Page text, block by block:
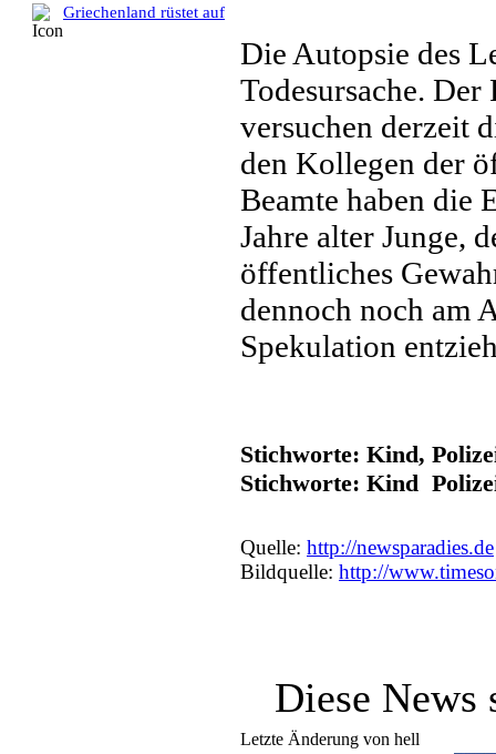
Griechenland rüstet auf
Die Autopsie des
Todesursache.
versuchen derzeit
den Kollegen der
Beamte haben die
Jahre alter Junge,
öffentliches
dennoch noch am
Spekulation
Stichworte: Kind,
Stichworte: Kind
Quelle: http://newsparadies.de
Bildquelle: http://
Diese News
Letzte Änderung von hell